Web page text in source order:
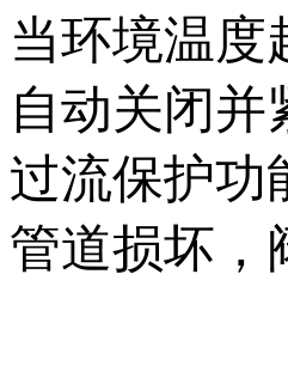
当环境温度
自动关闭并
过流保护功
管道损坏